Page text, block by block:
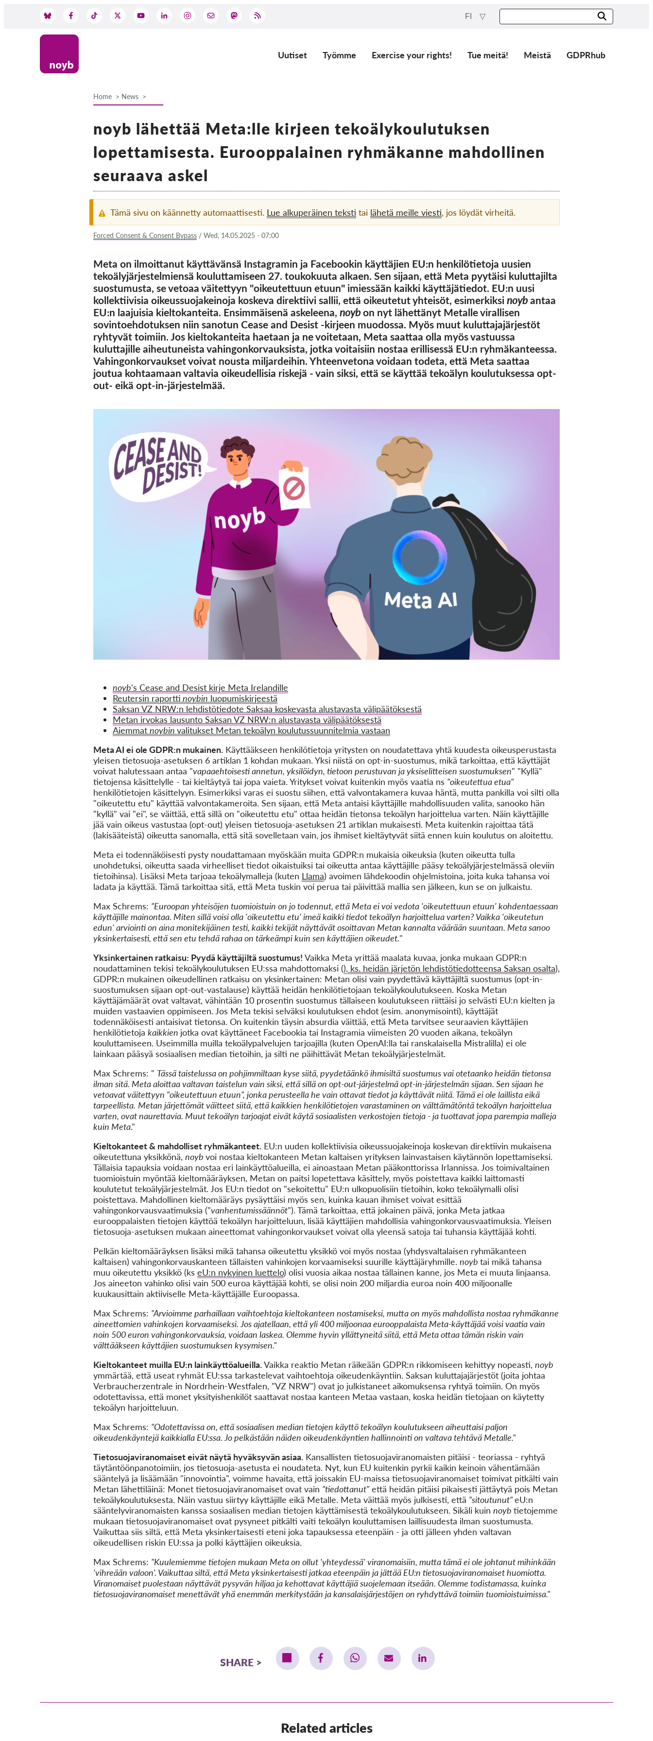
FI
Main
Uutiset Työmme Exercise your rights! Tue meitä! Meistä GDPRhub
Home News
noyb lähettää Meta:lle kirjeen tekoälykoulutuksen
lopettamisesta. Eurooppalainen ryhmäkanne mahdollinen
seuraava askel
Tämä sivu on käännetty automaattisesti. Lue alkuperäinen teksti tai lähetä meille viesti, jos löydät virheitä.
Forced Consent & Consent Bypass / Wed, 14.05.2025 - 07:00
Meta on ilmoittanut käyttävänsä Instagramin ja Facebookin käyttäjien EU:n henkilötietoja uusien
tekoälyjärjestelmiensä kouluttamiseen 27. toukokuuta alkaen. Sen sijaan, että Meta pyytäisi kuluttajilta
suostumusta, se vetoaa väitettyyn "oikeutettuun etuun" imiessään kaikki käyttäjätiedot. EU:n uusi
kollektiivisia oikeussuojakeinoja koskeva direktiivi sallii, että oikeutetut yhteisöt, esimerkiksi noybantaa
EU:n laajuisia kieltokanteita. Ensimmäisenä askeleena, noybon nyt lähettänyt Metalle virallisen
sovintoehdotuksen niin sanotun Cease and Desist -kirjeen muodossa. Myös muut kuluttajajärjestöt
ryhtyvät toimiin. Jos kieltokanteita haetaan ja ne voitetaan, Meta saattaa olla myös vastuussa
kuluttajille aiheutuneista vahingonkorvauksista, jotka voitaisiin nostaa erillisessä EU:n ryhmäkanteessa.
Vahingonkorvaukset voivat nousta miljardeihin. Yhteenvetona voidaan todeta, että Meta saattaa
joutua kohtaamaan valtavia oikeudellisia riskejä - vain siksi, että se käyttää tekoälyn koulutuksessa opt-
out- eikä opt-in-järjestelmää.
noyb's Cease and Desist kirje Meta Irelandille
Reutersin raportti noybin luopumiskirjeestä
Saksan VZ NRW:n lehdistötiedote Saksaa koskevasta alustavasta välipäätöksestä
Metan irvokas lausunto Saksan VZ NRW:n alustavasta välipäätöksestä
Aiemmat noybin valitukset Metan tekoälyn koulutussuunnitelmia vastaan
Meta AI ei ole GDPR:n mukainen. Käyttääkseen henkilötietoja yritysten on noudatettava yhtä kuudesta oikeusperustasta
yleisen tietosuoja-asetuksen 6 artiklan 1 kohdan mukaan. Yksi niistä on opt-in-suostumus, mikä tarkoittaa, että käyttäjät
voivat halutessaan antaa "vapaaehtoisesti annetun, yksilöidyn, tietoon perustuvan ja yksiselitteisen suostumuksen" "Kyllä"
tietojensa käsittelylle - tai kieltäytyä tai jopa vaieta. Yritykset voivat kuitenkin myös vaatia ns "oikeutettua etua"
henkilötietojen käsittelyyn. Esimerkiksi varas ei suostu siihen, että valvontakamera kuvaa häntä, mutta pankilla voi silti olla
"oikeutettu etu" käyttää valvontakameroita. Sen sijaan, että Meta antaisi käyttäjille mahdollisuuden valita, sanooko hän
"kyllä" vai "ei", se väittää, että sillä on "oikeutettu etu" ottaa heidän tietonsa tekoälyn harjoittelua varten. Näin käyttäjille
jää vain oikeus vastustaa (opt-out) yleisen tietosuoja-asetuksen 21 artiklan mukaisesti. Meta kuitenkin rajoittaa tätä
(lakisääteistä) oikeutta sanomalla, että sitä sovelletaan vain, jos ihmiset kieltäytyvät siitä ennen kuin koulutus on aloitettu.
Meta ei todennäköisesti pysty noudattamaan myöskään muita GDPR:n mukaisia oikeuksia (kuten oikeutta tulla
unohdetuksi, oikeutta saada virheelliset tiedot oikaistuiksi tai oikeutta antaa käyttäjille pääsy tekoälyjärjestelmässä oleviin
tietoihinsa). Lisäksi Meta tarjoaa tekoälymalleja (kuten Llama) avoimen lähdekoodin ohjelmistoina, joita kuka tahansa voi
ladata ja käyttää. Tämä tarkoittaa sitä, että Meta tuskin voi perua tai päivittää mallia sen jälkeen, kun se on julkaistu.
Max Schrems: "Euroopan yhteisöjen tuomioistuin on jo todennut, että Meta ei voi vedota 'oikeutettuun etuun' kohdentaessaan
käyttäjille mainontaa. Miten sillä voisi olla 'oikeutettu etu' imeä kaikki tiedot tekoälyn harjoittelua varten? Vaikka 'oikeutetun
edun' arviointi on aina monitekijäinen testi, kaikki tekijät näyttävät osoittavan Metan kannalta väärään suuntaan. Meta sanoo
yksinkertaisesti, että sen etu tehdä rahaa on tärkeämpi kuin sen käyttäjien oikeudet."
Yksinkertainen ratkaisu: Pyydä käyttäjiltä suostumus! Vaikka Meta yrittää maalata kuvaa, jonka mukaan GDPR:n
noudattaminen tekisi tekoälykoulutuksen EU:ssa mahdottomaksi (), ks. heidän järjetön lehdistötiedotteensa Saksan osalta),
GDPR:n mukainen oikeudellinen ratkaisu on yksinkertainen: Metan olisi vain pyydettävä käyttäjiltä suostumus (opt-in-
suostumuksen sijaan opt-out-vastalause) käyttää heidän henkilötietojaan tekoälykoulutukseen. Koska Metan
käyttäjämäärät ovat valtavat, vähintään 10 prosentin suostumus tällaiseen koulutukseen riittäisi jo selvästi EU:n kielten ja
muiden vastaavien oppimiseen. Jos Meta tekisi selväksi koulutuksen ehdot (esim. anonymisointi), käyttäjät
todennäköisesti antaisivat tietonsa. On kuitenkin täysin absurdia väittää, että Meta tarvitsee seuraavien käyttäjien
henkilötietoja kaikkien jotka ovat käyttäneet Facebookia tai Instagramia viimeisten 20 vuoden aikana, tekoälyn
kouluttamiseen. Useimmilla muilla tekoälypalvelujen tarjoajilla (kuten OpenAI:lla tai ranskalaisella Mistralilla) ei ole
lainkaan pääsyä sosiaalisen median tietoihin, ja silti ne päihittävät Metan tekoälyjärjestelmät.
Max Schrems: " Tässä taistelussa on pohjimmiltaan kyse siitä, pyydetäänkö ihmisiltä suostumus vai otetaanko heidän tietonsa
ilman sitä. Meta aloittaa valtavan taistelun vain siksi, että sillä on opt-out-järjestelmä opt-in-järjestelmän sijaan. Sen sijaan he
vetoavat väitettyyn "oikeutettuun etuun", jonka perusteella he vain ottavat tiedot ja käyttävät niitä. Tämä ei ole laillista eikä
tarpeellista. Metan järjettömät väitteet siitä, että kaikkien henkilötietojen varastaminen on välttämätöntä tekoälyn harjoittelua
varten, ovat naurettavia. Muut tekoälyn tarjoajat eivät käytä sosiaalisten verkostojen tietoja - ja tuottavat jopa parempia malleja
kuin Meta."
Kieltokanteet & mahdolliset ryhmäkanteet. EU:n uuden kollektiivisia oikeussuojakeinoja koskevan direktiivin mukaisena
oikeutettuna yksikkönä, noyb voi nostaa kieltokanteen Metan kaltaisen yrityksen lainvastaisen käytännön lopettamiseksi.
Tällaisia tapauksia voidaan nostaa eri lainkäyttöalueilla, ei ainoastaan Metan pääkonttorissa Irlannissa. Jos toimivaltainen
tuomioistuin myöntää kieltomääräyksen, Metan on paitsi lopetettava käsittely, myös poistettava kaikki laittomasti
koulutetut tekoälyjärjestelmät. Jos EU:n tiedot on "sekoitettu" EU:n ulkopuolisiin tietoihin, koko tekoälymalli olisi
poistettava. Mahdollinen kieltomääräys pysäyttäisi myös sen, kuinka kauan ihmiset voivat esittää
vahingonkorvausvaatimuksia ("vanhentumissäännöt"). Tämä tarkoittaa, että jokainen päivä, jonka Meta jatkaa
eurooppalaisten tietojen käyttöä tekoälyn harjoitteluun, lisää käyttäjien mahdollisia vahingonkorvausvaatimuksia. Yleisen
tietosuoja-asetuksen mukaan aineettomat vahingonkorvaukset voivat olla yleensä satoja tai tuhansia käyttäjää kohti.
Pelkän kieltomääräyksen lisäksi mikä tahansa oikeutettu yksikkö voi myös nostaa (yhdysvaltalaisen ryhmäkanteen
kaltaisen) vahingonkorvauskanteen tällaisten vahinkojen korvaamiseksi suurille käyttäjäryhmille. noyb tai mikä tahansa
muu oikeutettu yksikkö (ks eU:n nykyinen luettelo) olisi vuosia aikaa nostaa tällainen kanne, jos Meta ei muuta linjaansa.
Jos aineeton vahinko olisi vain 500 euroa käyttäjää kohti, se olisi noin 200 miljardia euroa noin 400 miljoonalle
kuukausittain aktiiviselle Meta-käyttäjälle Euroopassa.
Max Schrems: "Arvioimme parhaillaan vaihtoehtoja kieltokanteen nostamiseksi, mutta on myös mahdollista nostaa ryhmäkanne
aineettomien vahinkojen korvaamiseksi. Jos ajatellaan, että yli 400 miljoonaa eurooppalaista Meta-käyttäjää voisi vaatia vain
noin 500 euron vahingonkorvauksia, voidaan laskea. Olemme hyvin yllättyneitä siitä, että Meta ottaa tämän riskin vain
välttääkseen käyttäjien suostumuksen kysymisen."
Kieltokanteet muilla EU:n lainkäyttöalueilla.Vaikka reaktio Metan räikeään GDPR:n rikkomiseen kehittyy nopeasti, noyb
ymmärtää, että useat ryhmät EU:ssa tarkastelevat vaihtoehtoja oikeudenkäyntiin. Saksan kuluttajajärjestöt (joita johtaa
Verbraucherzentrale in Nordrhein-Westfalen, "VZ NRW") ovat jo julkistaneet aikomuksensa ryhtyä toimiin. On myös
odotettavissa, että monet yksityishenkilöt saattavat nostaa kanteen Metaa vastaan, koska heidän tietojaan on käytetty
tekoälyn harjoitteluun.
Max Schrems: "Odotettavissa on, että sosiaalisen median tietojen käyttö tekoälyn koulutukseen aiheuttaisi paljon
oikeudenkäyntejä kaikkialla EU:ssa. Jo pelkästään näiden oikeudenkäyntien hallinnointi on valtava tehtävä Metalle."
Tietosuojaviranomaiset eivät näytä hyväksyvän asiaa. Kansallisten tietosuojaviranomaisten pitäisi - teoriassa - ryhtyä
täytäntöönpanotoimiin, jos tietosuoja-asetusta ei noudateta. Nyt, kun EU kuitenkin pyrkii kaikin keinoin vähentämään
sääntelyä ja lisäämään "innovointia", voimme havaita, että joissakin EU-maissa tietosuojaviranomaiset toimivat pitkälti vain
Metan lähettiläinä: Monet tietosuojaviranomaiset ovat vain "tiedottanut" että heidän pitäisi pikaisesti jättäytyä pois Metan
tekoälykoulutuksesta. Näin vastuu siirtyy käyttäjille eikä Metalle. Meta väittää myös julkisesti, että "sitoutunut"eU:n
sääntelyviranomaisten kanssa sosiaalisen median tietojen käyttämisestä tekoälykoulutukseen. Sikäli kuin noyb tietojemme
mukaan tietosuojaviranomaiset ovat pysyneet pitkälti vaiti tekoälyn kouluttamisen laillisuudesta ilman suostumusta.
Vaikuttaa siis siltä, että Meta yksinkertaisesti eteni joka tapauksessa eteenpäin - ja otti jälleen yhden valtavan
oikeudellisen riskin EU:ssa ja polki käyttäjien oikeuksia.
Max Schrems: "Kuulemiemme tietojen mukaan Meta on ollut 'yhteydessä' viranomaisiin, mutta tämä ei ole johtanut mihinkään
'vihreään valoon'. Vaikuttaa siltä, että Meta yksinkertaisesti jatkaa eteenpäin ja jättää EU:n tietosuojaviranomaiset huomiotta.
Viranomaiset puolestaan näyttävät pysyvän hiljaa ja kehottavat käyttäjiä suojelemaan itseään. Olemme todistamassa, kuinka
tietosuojaviranomaiset menettävät yhä enemmän merkitystään ja kansalaisjärjestöjen on ryhdyttävä toimiin tuomioistuimissa."
SHARE
Related articles